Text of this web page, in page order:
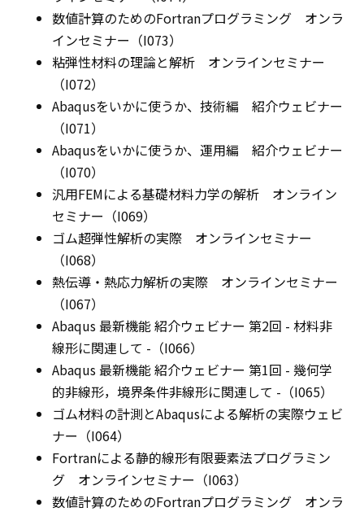
数値計算のためのFortranプログラミング オンラ
インセミナー（I073）
粘弾性材料の理論と解析 オンラインセミナー
（I072）
Abaqusをいかに使うか、技術編 紹介ウェビナー
（I071）
Abaqusをいかに使うか、運用編 紹介ウェビナー
（I070）
汎用FEMによる基礎材料力学の解析 オンライン
セミナー（I069）
ゴム超弾性解析の実際 オンラインセミナー
（I068）
熱伝導・熱応力解析の実際 オンラインセミナー
（I067）
Abaqus 最新機能 紹介ウェビナー 第2回 - 材料非
線形に関連して -（I066）
Abaqus 最新機能 紹介ウェビナー 第1回 - 幾何学
的非線形，境界条件非線形に関連して -（I065）
ゴム材料の計測とAbaqusによる解析の実際ウェビ
ナー（I064）
Fortranによる静的線形有限要素法プログラミン
グ オンラインセミナー（I063）
数値計算のためのFortranプログラミング オンラ